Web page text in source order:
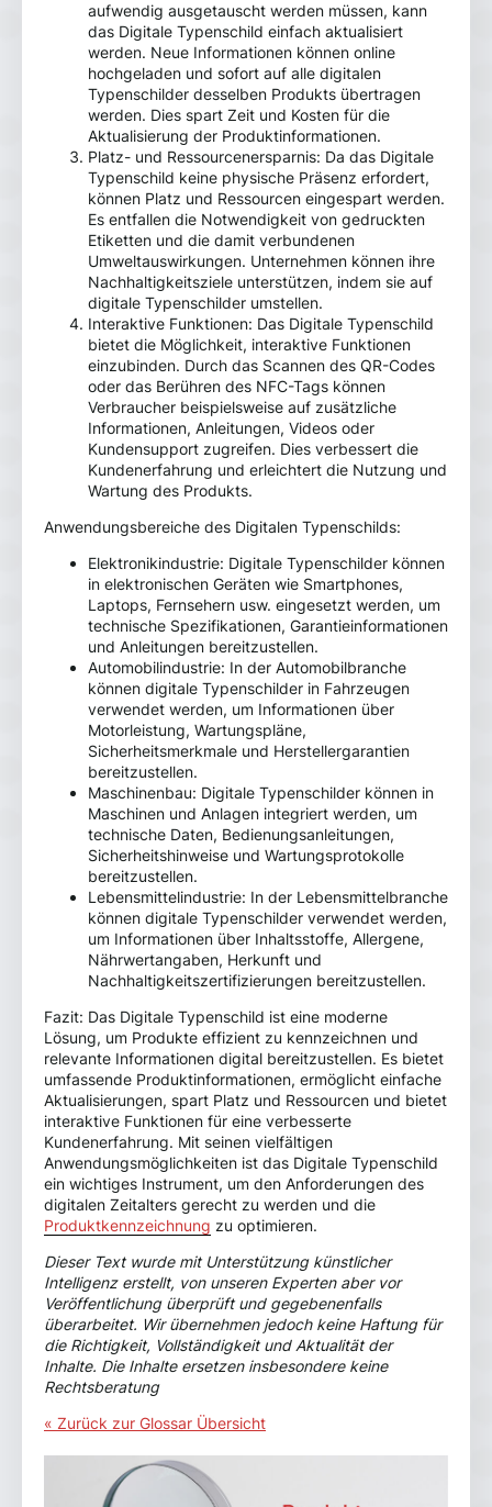
aufwendig ausgetauscht werden müssen, kann
das Digitale Typenschild einfach aktualisiert
werden. Neue Informationen können online
hochgeladen und sofort auf alle digitalen
Typenschilder desselben Produkts übertragen
werden. Dies spart Zeit und Kosten für die
Aktualisierung der Produktinformationen.
Platz- und Ressourcenersparnis: Da das Digitale
Typenschild keine physische Präsenz erfordert,
können Platz und Ressourcen eingespart werden.
Es entfallen die Notwendigkeit von gedruckten
Etiketten und die damit verbundenen
Umweltauswirkungen. Unternehmen können ihre
Nachhaltigkeitsziele unterstützen, indem sie auf
digitale Typenschilder umstellen.
Interaktive Funktionen: Das Digitale Typenschild
bietet die Möglichkeit, interaktive Funktionen
einzubinden. Durch das Scannen des QR-Codes
oder das Berühren des NFC-Tags können
Verbraucher beispielsweise auf zusätzliche
Informationen, Anleitungen, Videos oder
Kundensupport zugreifen. Dies verbessert die
Kundenerfahrung und erleichtert die Nutzung und
Wartung des Produkts.
Anwendungsbereiche des Digitalen Typenschilds:
Elektronikindustrie: Digitale Typenschilder können
in elektronischen Geräten wie Smartphones,
Laptops, Fernsehern usw. eingesetzt werden, um
technische Spezifikationen, Garantieinformationen
und Anleitungen bereitzustellen.
Automobilindustrie: In der Automobilbranche
können digitale Typenschilder in Fahrzeugen
verwendet werden, um Informationen über
Motorleistung, Wartungspläne,
Sicherheitsmerkmale und Herstellergarantien
bereitzustellen.
Maschinenbau: Digitale Typenschilder können in
Maschinen und Anlagen integriert werden, um
technische Daten, Bedienungsanleitungen,
Sicherheitshinweise und Wartungsprotokolle
bereitzustellen.
Lebensmittelindustrie: In der Lebensmittelbranche
können digitale Typenschilder verwendet werden,
um Informationen über Inhaltsstoffe, Allergene,
Nährwertangaben, Herkunft und
Nachhaltigkeitszertifizierungen bereitzustellen.
Fazit: Das Digitale Typenschild ist eine moderne
Lösung, um Produkte effizient zu kennzeichnen und
relevante Informationen digital bereitzustellen. Es bietet
umfassende Produktinformationen, ermöglicht einfache
Aktualisierungen, spart Platz und Ressourcen und bietet
interaktive Funktionen für eine verbesserte
Kundenerfahrung. Mit seinen vielfältigen
Anwendungsmöglichkeiten ist das Digitale Typenschild
ein wichtiges Instrument, um den Anforderungen des
digitalen Zeitalters gerecht zu werden und die
Produktkennzeichnung zu optimieren.
Dieser Text wurde mit Unterstützung künstlicher
Intelligenz erstellt, von unseren Experten aber vor
Veröffentlichung überprüft und gegebenenfalls
überarbeitet. Wir übernehmen jedoch keine Haftung für
die Richtigkeit, Vollständigkeit und Aktualität der
Inhalte. Die Inhalte ersetzen insbesondere keine
Rechtsberatung
« Zurück zur Glossar Übersicht